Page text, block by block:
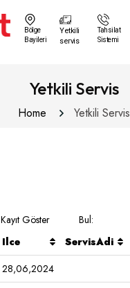
Bölge
Bayileri
Yetkili
servis
Tahsilat
Sistemi
Yetkili Servis
Home Yetkili Servis
Kayıt Göster
Bul:
Ilce ServisAdi
28,06,2024